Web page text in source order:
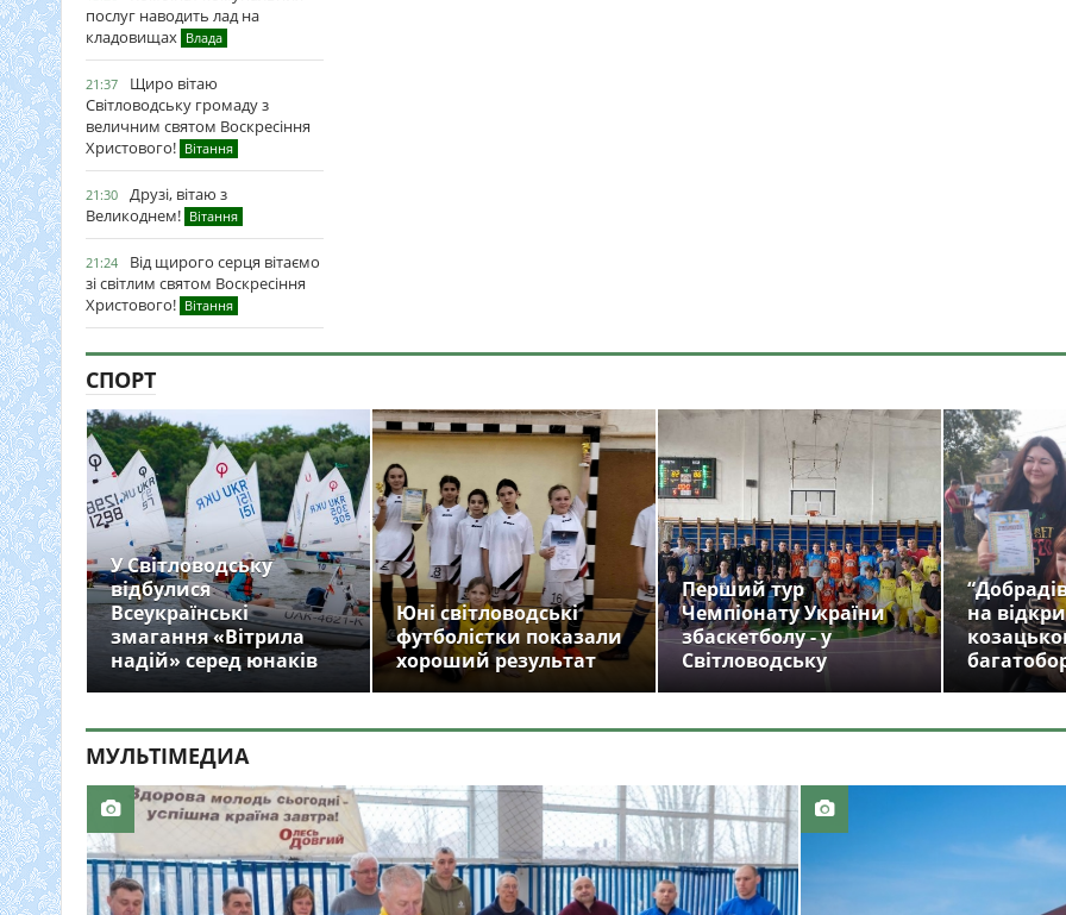
послуг наводить лад на
кладовищах Влада
21:37
Щиро вітаю
Світловодську громаду з
величним святом Воскресіння
Христового! Вітання
21:30
Друзі, вітаю з
Великоднем! Вітання
21:24
Від щирого серця вітаємо
зі світлим святом Воскресіння
Христового! Вітання
СПОРТ
У Світловодську
відбулися
Всеукраїнські
змагання «Вітрила
надій» серед юнаків
Юні світловодські
футболістки показали
хороший результат
Перший тур
Чемпіонату України
збаскетболу - у
Світловодську
на
МУЛЬТIМЕДИА